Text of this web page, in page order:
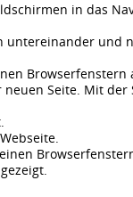
in das
untereinander und
Browserfenstern
Seite. Mit der